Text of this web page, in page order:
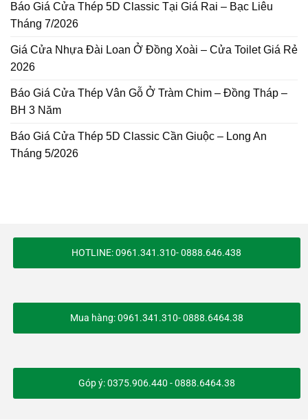
Báo Giá Cửa Thép 5D Classic Tại Giá Rai – Bạc Liêu
Tháng 7/2026
Giá Cửa Nhựa Đài Loan Ở Đồng Xoài – Cửa Toilet Giá Rẻ
2026
Báo Giá Cửa Thép Vân Gỗ Ở Tràm Chim – Đồng Tháp –
BH 3 Năm
Báo Giá Cửa Thép 5D Classic Cần Giuộc – Long An
Tháng 5/2026
HOTLINE: 0961.341.310- 0888.646.438
Mua hàng: 0961.341.310- 0888.6464.38
Góp ý: 0375.906.440 - 0888.6464.38